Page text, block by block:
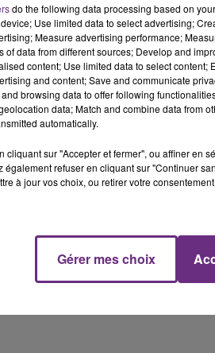
LE MAGASIN
C'était l'une des
rémois. Le magasin
16h00 - 20h00
do the following data processing based on
Use limited data to select advertising;
Measure advertising performance;
of data from different sources; Develop and
content; Use limited data to select content;
and content; Save and communicate
browsing data to offer following
data; Match and combine data from
automatically.
cliquant sur "Accepter et fermer", ou affiner en
également refuser en cliquant sur "Continuer
à jour vos choix, ou retirer votre
Gérer mes choix